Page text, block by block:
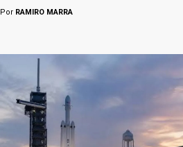
Por RAMIRO MARRA